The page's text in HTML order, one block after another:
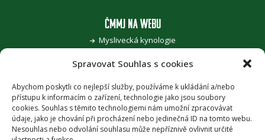
Spravovat Souhlas s cookies
Abychom poskytli co nejlepší služby, používáme k ukládání a/nebo
přístupu k informacím o zařízení, technologie jako jsou soubory
cookies. Souhlas s těmito technologiemi nám umožní zpracovávat
údaje, jako je chování při procházení nebo jedinečná ID na tomto webu.
Nesouhlas nebo odvolání souhlasu může nepříznivě ovlivnit určité
ČMMJ NA WEBU
Myslivecká kynologie
Jak se stát myslivcem
Pro zvěřinu k myslivcům
Šoulání po stopách myslivosti
Honitba roku
Časopis Myslivost